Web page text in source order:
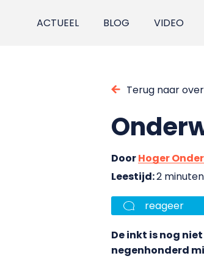
ACTUEEL BLOG VIDEO
Terug naar
DoorHoger
Leestijd:2 minuten
reageer
De inkt is nog
negenhonderd